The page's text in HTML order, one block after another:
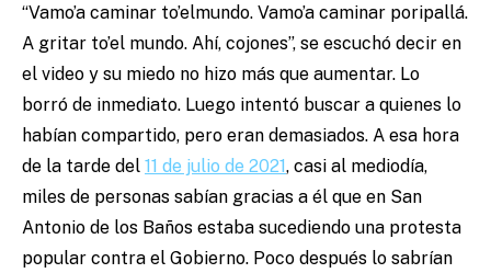
“Vamo’a caminar to’elmundo. Vamo’a caminar poripallá.
A gritar to’el mundo. Ahí, cojones”, se escuchó decir en
el video y su miedo no hizo más que aumentar. Lo
borró de inmediato. Luego intentó buscar a quienes lo
habían compartido, pero eran demasiados. A esa hora
de la tarde del 11 de julio de 2021, casi al mediodía,
miles de personas sabían gracias a él que en San
Antonio de los Baños estaba sucediendo una protesta
popular contra el Gobierno. Poco después lo sabrían